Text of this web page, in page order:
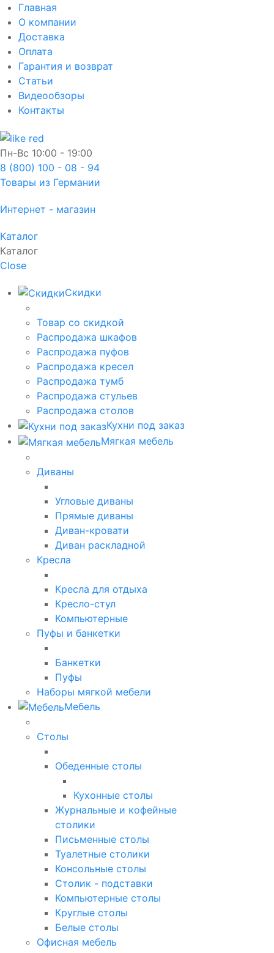
Главная
О компании
Доставка
Оплата
Гарантия и возврат
Статьи
Видеообзоры
Контакты
Пн-Вс 10:00 - 19:00
8 (800) 100 - 08 - 94
Товары из Германии
Интернет - магазин
Каталог
Каталог
Close
Скидки
Товар со скидкой
Распродажа шкафов
Распродажа пуфов
Распродажа кресел
Распродажа тумб
Распродажа стульев
Распродажа столов
Кухни под заказ
Мягкая мебель
Диваны
Угловые диваны
Прямые диваны
Диван-кровати
Диван раскладной
Кресла
Кресла для отдыха
Кресло-стул
Компьютерные
Пуфы и банкетки
Банкетки
Пуфы
Наборы мягкой мебели
Мебель
Столы
Обеденные столы
Кухонные столы
Журнальные и кофейные
столики
Письменные столы
Туалетные столики
Консольные столы
Столик - подставки
Компьютерные столы
Круглые столы
Белые столы
Офисная мебель